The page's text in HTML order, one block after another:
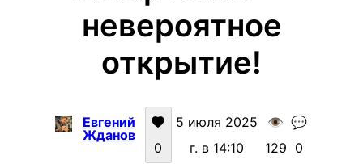
невероятное
открытие!
Евгений
Жданов
0
5 июля 2025
г. в 14:10
👁️
129
💬
0